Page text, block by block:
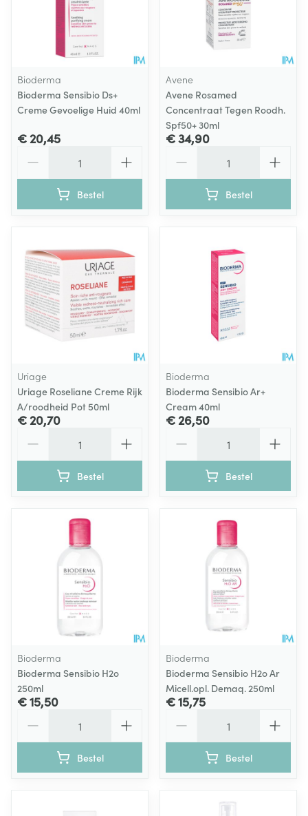
Bioderma
Bioderma Sensibio Ds+
Creme Gevoelige Huid 40ml
€ 20,45
Bestel
Avene
Avene Rosamed
Concentraat Tegen Roodh.
Spf50+ 30ml
€ 34,90
Bestel
Uriage
Uriage Roseliane Creme Rijk
A/roodheid Pot 50ml
€ 20,70
Bestel
Bioderma
Bioderma Sensibio Ar+
Cream 40ml
€ 26,50
Bestel
Bioderma
Bioderma Sensibio H2o
250ml
€ 15,50
Bestel
Bioderma
Bioderma Sensibio H2o Ar
Micell.opl. Demaq. 250ml
€ 15,75
Bestel